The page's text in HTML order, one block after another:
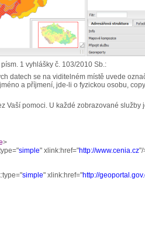
1 vyhlášky č. 103/2010 Sb.:
datech se na viditelném místě uvede
a příjmení, jde-li o fyzickou osobu,
pomoci. U každé zobrazované
>
simple" xlink:href="http://www.cenia.cz"/
simple" xlink:href="http://